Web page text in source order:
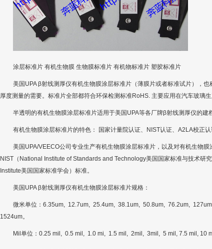
涂层标准片 有机生物膜 生物膜标准片 有机物标准片 塑胶标准片
美国UPA β射线测厚仪有机生物膜涂层标准片（薄膜片或者标准试片），
厚度测量的需要。标准片全部都符合环保检测标准RoHS. 主要应用在汽车玻璃
半透明的有机生物膜涂层标准片适用于美国UPA等各厂牌β射线测厚仪的建
有机生物膜涂层标准片的特色： 国家计量院认证、NIST认证、A2LA校正
美国UPA/VEECO公司专业生产有机生物膜涂层标准片，以及对有机生物
NIST（National Institute of Standards and Technology美国国家标准与技术研
Institute美国国家标准学会）标准。
美国UPA β射线测厚仪有机生物膜涂层标准片规格：
微米单位：6.35um, 12.7um, 25.4um, 38.1um, 50.8um, 76.2um,
1524um。
Mil单位：0.25 mil, 0.5 mil, 1.0 mi, 1.5 mil, 2mil, 3mil, 5 mil, 7.5 mil, 10